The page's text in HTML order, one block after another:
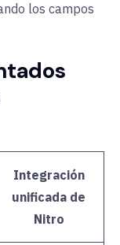
los campos
Integración
unificada de
Nitro